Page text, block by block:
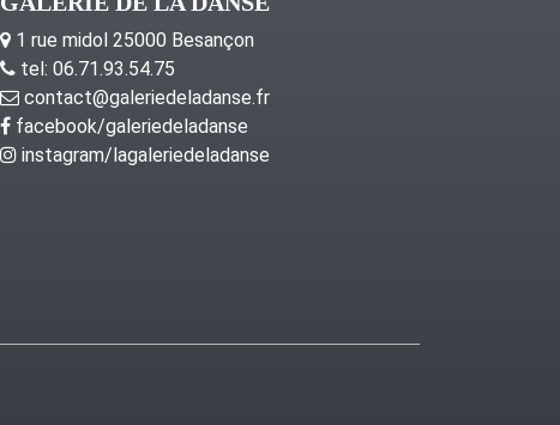
1 rue midol 25000 Besançon
tel: 06.71.93.54.75
contact@galeriedeladanse.fr
facebook/galeriedeladanse
instagram/lagaleriedeladanse